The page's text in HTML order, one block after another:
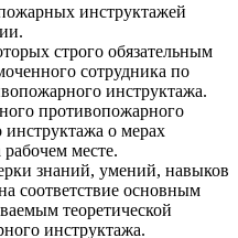
инструктажей
строго обязательным
сотрудника по
инструктажа.
противопожарного
о мерах
месте.
знаний, умений, навыков
соответствие основным
теоретической
инструктажа.